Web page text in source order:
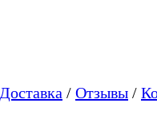
Доставка / Отзывы /